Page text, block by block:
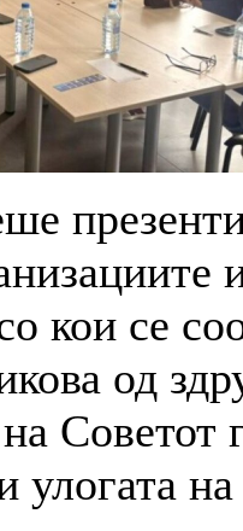
кои се
од
на